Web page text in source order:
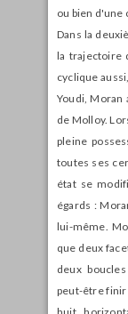
ou bien d'une
Dans la
la trajectoire
cyclique
Youdi, Moran
de Molloy.
pleine
toutes ses
état se
égards :
lui-même.
que deux
deux
peut-être finir